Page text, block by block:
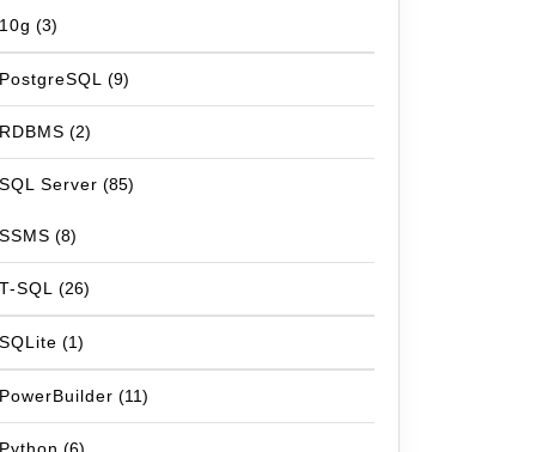
10g (3)
PostgreSQL (9)
RDBMS (2)
SQL Server (85)
SSMS (8)
T-SQL (26)
SQLite (1)
PowerBuilder (11)